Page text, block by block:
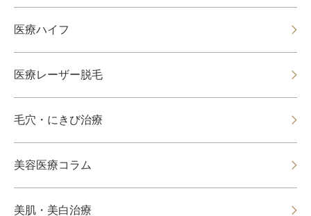
医療ハイフ
医療レーザー脱毛
毛穴・にきび治療
美容医療コラム
美肌・美白治療